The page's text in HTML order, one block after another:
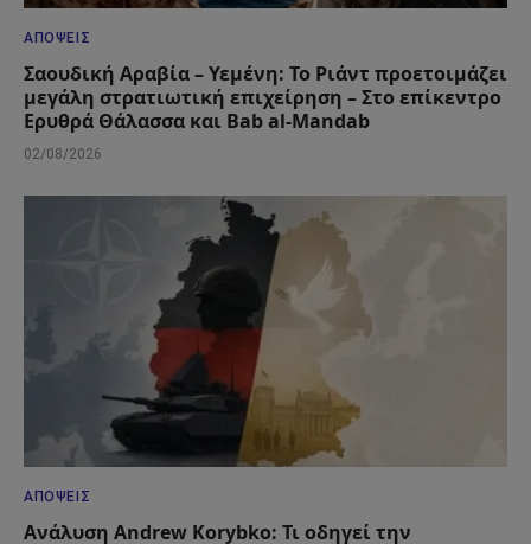
ΑΠΌΨΕΙΣ
Σαουδική Αραβία – Υεμένη: Το Ριάντ προετοιμάζει
μεγάλη στρατιωτική επιχείρηση – Στο επίκεντρο
Ερυθρά Θάλασσα και Bab al-Mandab
02/08/2026
ΑΠΌΨΕΙΣ
Ανάλυση Andrew Korybko: Τι οδηγεί την